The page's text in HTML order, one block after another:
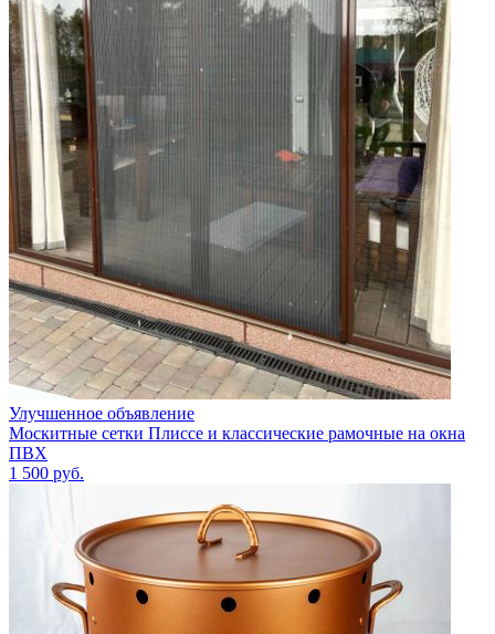
Улучшенное объявление
Москитные сетки Плиссе и классические рамочные на окна
ПВХ
1 500 руб.